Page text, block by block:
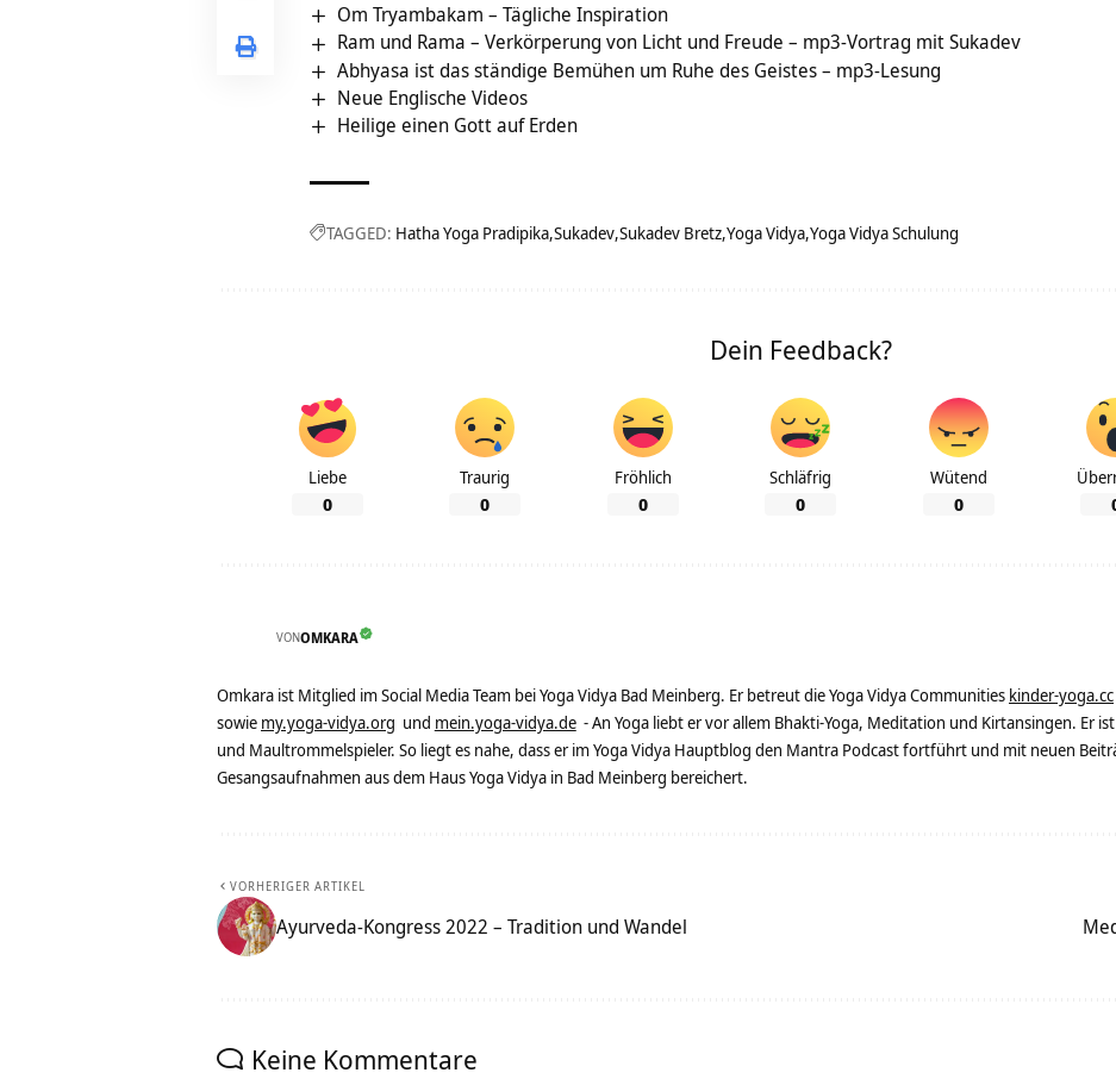
Om Tryambakam – Tägliche Inspiration
Ram und Rama – Verkörperung von Licht und Freude – mp3-Vortrag mit Sukadev
Abhyasa ist das ständige Bemühen um Ruhe des Geistes – mp3-Lesung
Neue Englische Videos
Heilige einen Gott auf Erden
TAGGED: Hatha Yoga Pradipika Sukadev Sukadev Bretz Yoga Vidya Yoga Vidya Schulung
Dein Feedback?
Liebe
0
Traurig
0
Fröhlich
0
Schläfrig
0
Wütend
0
VONOMKARA
Omkara ist Mitglied im Social Media Team bei Yoga Vidya Bad Meinberg. Er betreut die Yoga Vidya Communities kinder-yoga.cc
sowie my.yoga-vidya.org und mein.yoga-vidya.de - An Yoga liebt er vor allem Bhakti-Yoga, Meditation und Kirtansingen. Er
und Maultrommelspieler. So liegt es nahe, dass er im Yoga Vidya Hauptblog den Mantra Podcast fortführt und mit neuen
Gesangsaufnahmen aus dem Haus Yoga Vidya in Bad Meinberg bereichert.
VORHERIGER ARTIKEL
Ayurveda-Kongress 2022 – Tradition und Wandel
Keine Kommentare